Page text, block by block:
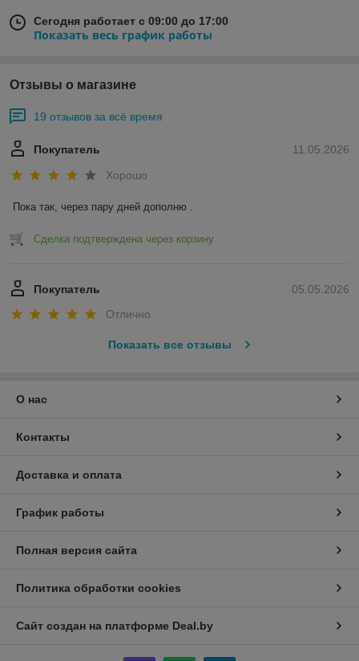
Сегодня работает с 09:00 до 17:00
Показать весь график работы
Отзывы о магазине
19 отзывов за всё время
11.05.2026
Покупатель
Хорошо
Пока так, через пару дней дополню .
Сделка подтверждена через корзину
05.05.2026
Покупатель
Отлично
Показать все отзывы
О нас
Контакты
Доставка и оплата
График работы
Полная версия сайта
Политика обработки cookies
Сайт создан на платформе Deal.by